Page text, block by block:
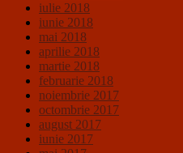
iulie 2018
iunie 2018
mai 2018
aprilie 2018
martie 2018
februarie 2018
noiembrie 2017
octombrie 2017
august 2017
iunie 2017